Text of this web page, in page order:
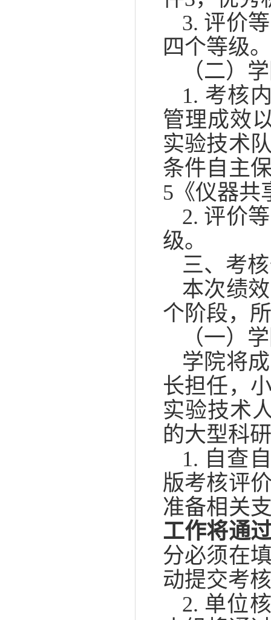
3. 评价
四个等级。
（二）
1. 考核
管理成效
实验技术
条件自主
5《仪器共
2. 评价
级。
三、考
本次绩
个阶段，
（一）
学院将
长担任，
实验技术
的大型科
1. 自查
版考核评
准备相关
工作将通
分必须在
动提交考
2. 单位